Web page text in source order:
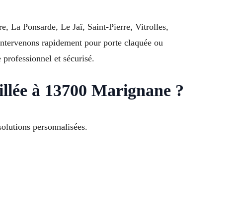
La Ponsarde, Le Jaï, Saint-Pierre, Vitrolles,
rapidement pour porte claquée ou
et sécurisé.
à 13700 Marignane ?
personnalisées.